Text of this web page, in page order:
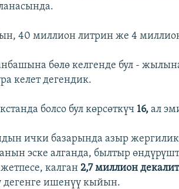
40 миллион литрин же 4 миллион
бөлө келгенде бул -
келет дегендик.
болсо бул көрсөткүч 16, ал
ички базарында азыр
эске алганда, былтыр
калган2,7 миллион
дегенге ишенүү кыйын.